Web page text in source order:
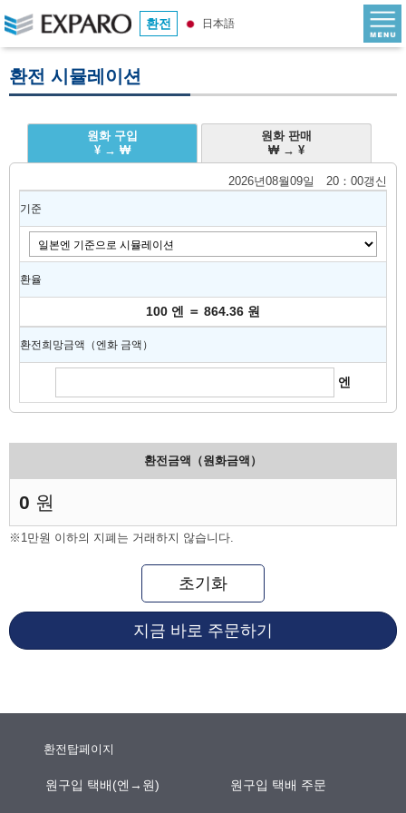
환전 日本語
환전 시뮬레이션
원화 구입
¥ → ₩
원화 판매
₩ → ¥
2026년08월09일 20：00갱신
기준
환율
100 엔 ＝ 864.36 원
환전희망금액（엔화 금액）
엔
환전금액（원화금액）
0 원
※1만원 이하의 지폐는 거래하지 않습니다.
초기화
지금 바로 주문하기
환전탑페이지
원구입 택배(엔→원) 원구입 택배 주문